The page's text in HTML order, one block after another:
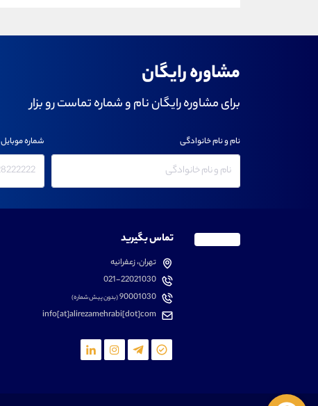
مشاوره رایگان
برای مشاوره رایگان نام و شماره تماست رو بزار
نام و نام خانوادگی شماره موبایل
تماس بگیرید
تهران، زعفرانیه
021-22021030
90001030(بدون پیش شماره)
info[at]alirezamehrabi[dot]com